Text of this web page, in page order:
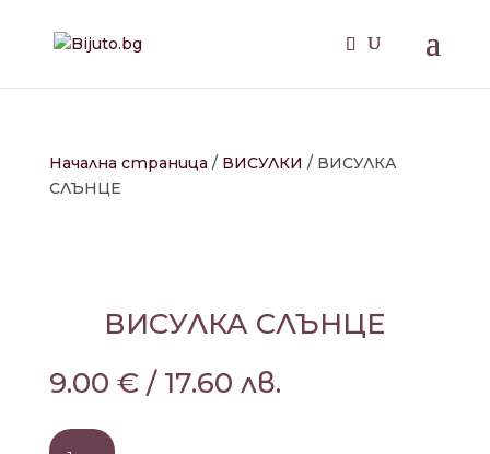
Начална страница / ВИСУЛКИ / ВИСУЛКА
СЛЪНЦЕ
ВИСУЛКА СЛЪНЦЕ
9.00 € / 17.60 лв.
количество